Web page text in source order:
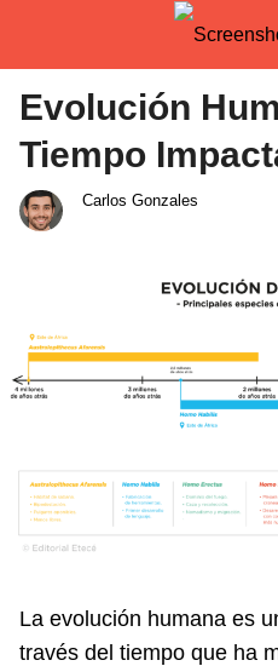
Evolución
Tiempo
Carlos Gonzales
La evolución humana es
través del tiempo que ha